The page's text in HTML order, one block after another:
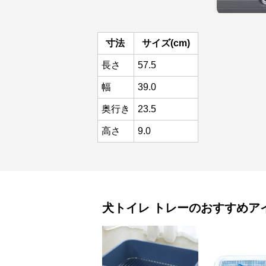
寸法 サイズ(cm)
長さ 57.5
幅 39.0
奥行き 23.5
高さ 9.0
犬トイレ トレーのおすすめア